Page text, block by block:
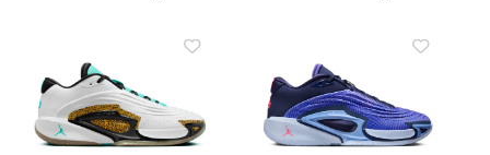
wishlist
wishlist